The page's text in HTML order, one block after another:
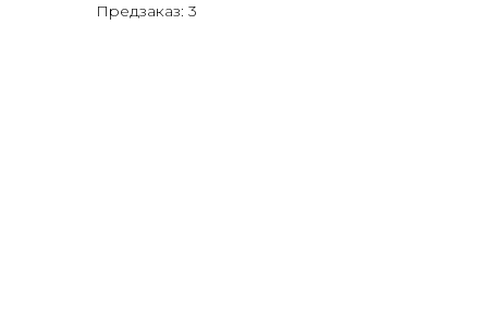
Предзаказ: 3